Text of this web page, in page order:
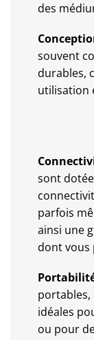
des
souvent
durables,
utilisation
sont
parfois
ainsi une
dont vous
portables,
idéales
ou pour